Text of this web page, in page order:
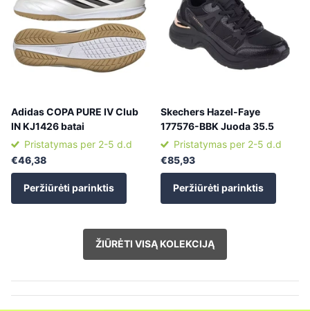
Adidas COPA PURE IV Club
IN KJ1426 batai
Pristatymas per 2-5 d.d
€46,38
Peržiūrėti parinktis
Skechers Hazel-Faye
177576-BBK Juoda 35.5
Pristatymas per 2-5 d.d
€85,93
Peržiūrėti parinktis
ŽIŪRĖTI VISĄ KOLEKCIJĄ